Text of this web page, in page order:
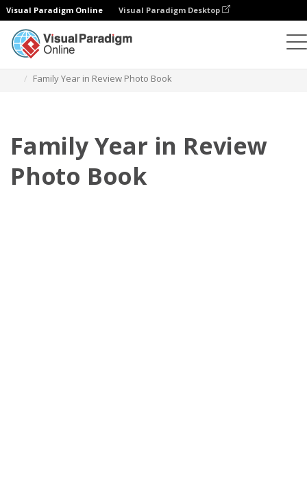
Visual Paradigm Online Visual Paradigm Desktop
Family Year in Review Photo Book
Family Year in Review
Photo Book